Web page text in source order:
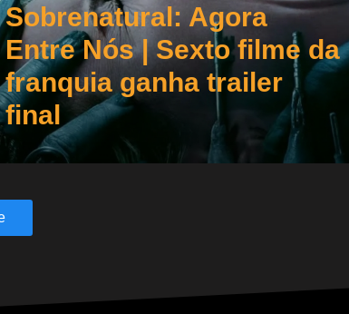
Sobrenatural: Agora
Entre Nós | Sexto filme da
franquia ganha trailer
final